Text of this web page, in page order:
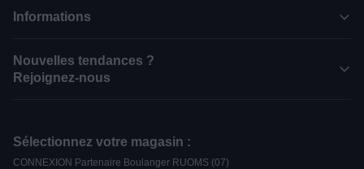
Informations
Nouvelles tendances ?
Rejoignez-nous
Sélectionnez votre magasin :
CONNEXION Partenaire Boulanger RUOMS (07)